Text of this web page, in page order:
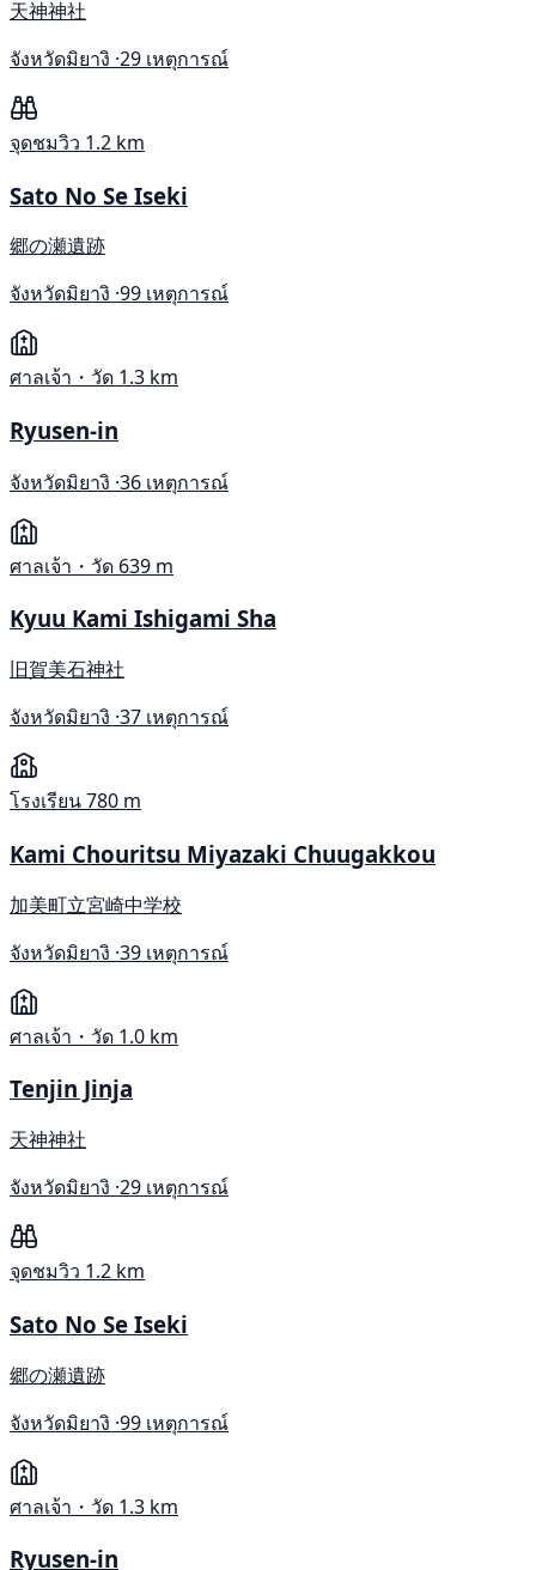
天神神社
จังหวัดมิยางิ ·29 เหตุการณ์
จุดชมวิว 1.2 km
Sato No Se Iseki
郷の瀬遺跡
จังหวัดมิยางิ ·99 เหตุการณ์
ศาลเจ้า・วัด 1.3 km
Ryusen-in
จังหวัดมิยางิ ·36 เหตุการณ์
ศาลเจ้า・วัด 639 m
Kyuu Kami Ishigami Sha
旧賀美石神社
จังหวัดมิยางิ ·37 เหตุการณ์
โรงเรียน780 m
Kami Chouritsu Miyazaki Chuugakkou
加美町立宮崎中学校
จังหวัดมิยางิ ·39 เหตุการณ์
ศาลเจ้า・วัด 1.0 km
Tenjin Jinja
天神神社
จังหวัดมิยางิ ·29 เหตุการณ์
จุดชมวิว 1.2 km
Sato No Se Iseki
郷の瀬遺跡
จังหวัดมิยางิ ·99 เหตุการณ์
ศาลเจ้า・วัด 1.3 km
Ryusen-in